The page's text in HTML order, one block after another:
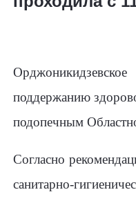
поддержанию
подопечным
Согласно
санитарно-